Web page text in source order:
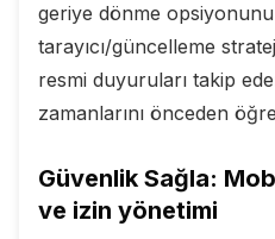
geriye dönme
tarayıcı/güncelleme
resmi duyuruları takip
zamanlarını önceden
Güvenlik Sağla:
ve izin yönetimi